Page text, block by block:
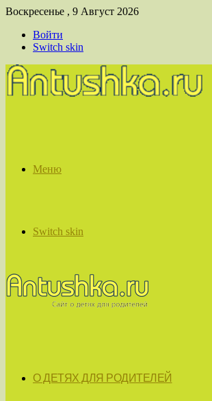
Воскресенье , 9 Август 2026
Войти
Switch skin
Меню
Switch skin
О ДЕТЯХ ДЛЯ РОДИТЕЛЕЙ